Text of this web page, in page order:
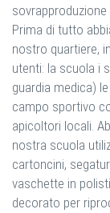
Prima di tutto
nostro quartiere,
utenti: la scuola i
guardia medica)
campo sportivo
apicoltori locali.
nostra scuola
cartoncini,
vaschette in
decorato per